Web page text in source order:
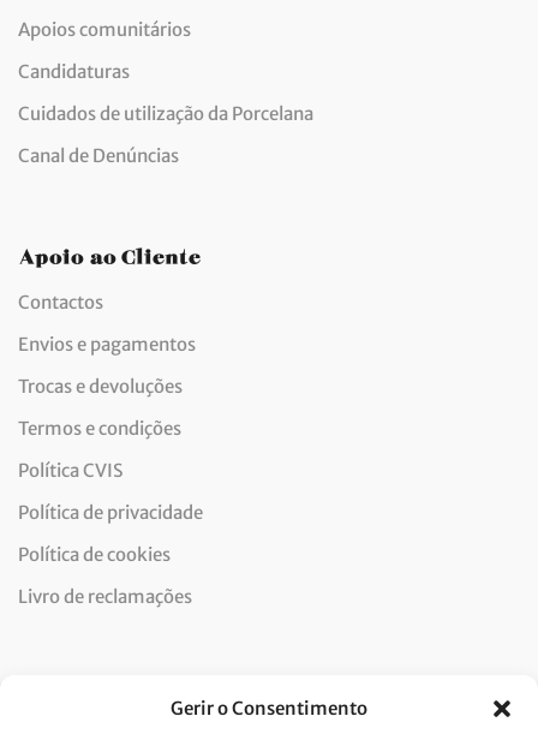
Gerir o Consentimento
Apoios comunitários
Candidaturas
Cuidados de utilização da Porcelana
Canal de Denúncias
Apoio ao Cliente
Contactos
Envios e pagamentos
Trocas e devoluções
Termos e condições
Política CVIS
Política de privacidade
Política de cookies
Livro de reclamações